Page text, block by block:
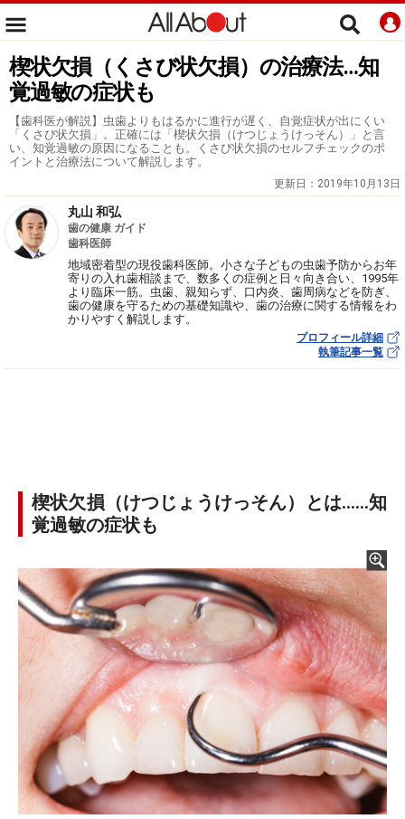
楔状欠損（くさび状欠損）の治療法…知
覚過敏の症状も
【歯科医が解説】虫歯よりもはるかに進行が遅く、自覚症状が出にくい
「くさび状欠損」。正確には「楔状欠損（けつじょうけっそん）」と言
い、知覚過敏の原因になることも。くさび状欠損のセルフチェックのポ
イントと治療法について解説します。
更新日： 2019年10月13日
丸山 和弘
歯の健康 ガイド
歯科医師
地域密着型の現役歯科医師。小さな子どもの虫歯予防からお年
寄りの入れ歯相談まで、数多くの症例と日々向き合い、1995年
より臨床一筋。虫歯、親知らず、口内炎、歯周病などを防ぎ、
歯の健康を守るための基礎知識や、歯の治療に関する情報をわ
かりやすく解説します。
プロフィール詳細
執筆記事一覧
楔状欠損（けつじょうけっそん）とは……知
覚過敏の症状も